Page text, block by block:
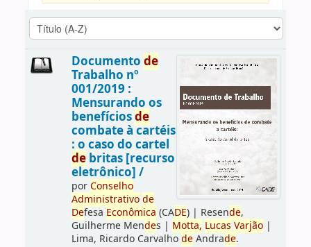
Documento de
Trabalho nº
001/2019 :
Mensurando os
benefíciosde
combate à cartéis
: o caso do cartel
debritas [recurso
eletrônico] /
porConselho
Administrativo de
Defesa Econômica (CADE)| Resende,
Guilherme Mendes | Motta, Lucas Varjão|
Lima, Ricardo CarvalhodeAndrade.